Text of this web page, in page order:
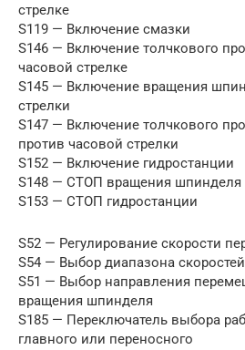
стрелке
S119 — Включение смазки
S146 — Включение толчкового
часовой стрелке
S145 — Включение вращения
стрелки
S147 — Включение толчкового
против часовой стрелки
S152 — Включение гидростанции
S148 — СТОП вращения шпинделя
S153 — СТОП гидростанции
S52 — Регулирование скорости
S54 — Выбор диапазона
S51 — Выбор направления
вращения шпинделя
S185 — Переключатель выбора
главного или переносного